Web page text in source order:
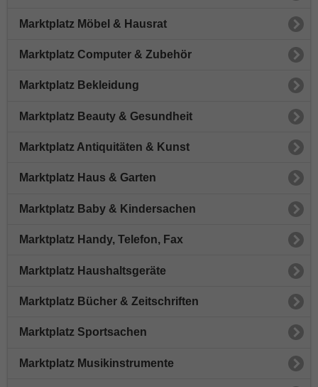
Marktplatz Möbel & Hausrat
Marktplatz Computer & Zubehör
Marktplatz Bekleidung
Marktplatz Beauty & Gesundheit
Marktplatz Antiquitäten & Kunst
Marktplatz Haus & Garten
Marktplatz Baby & Kindersachen
Marktplatz Handy, Telefon, Fax
Marktplatz Haushaltsgeräte
Marktplatz Bücher & Zeitschriften
Marktplatz Sportsachen
Marktplatz Musikinstrumente